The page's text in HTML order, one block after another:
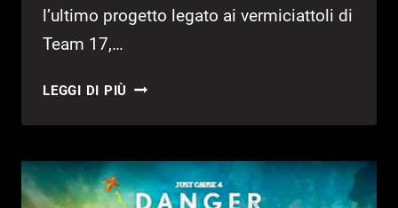
l’ultimo progetto legato ai vermiciattoli di
Team 17,…
LEGGI DI PIÙ ANNUNCIATI
TITOLI
PLUS
DI